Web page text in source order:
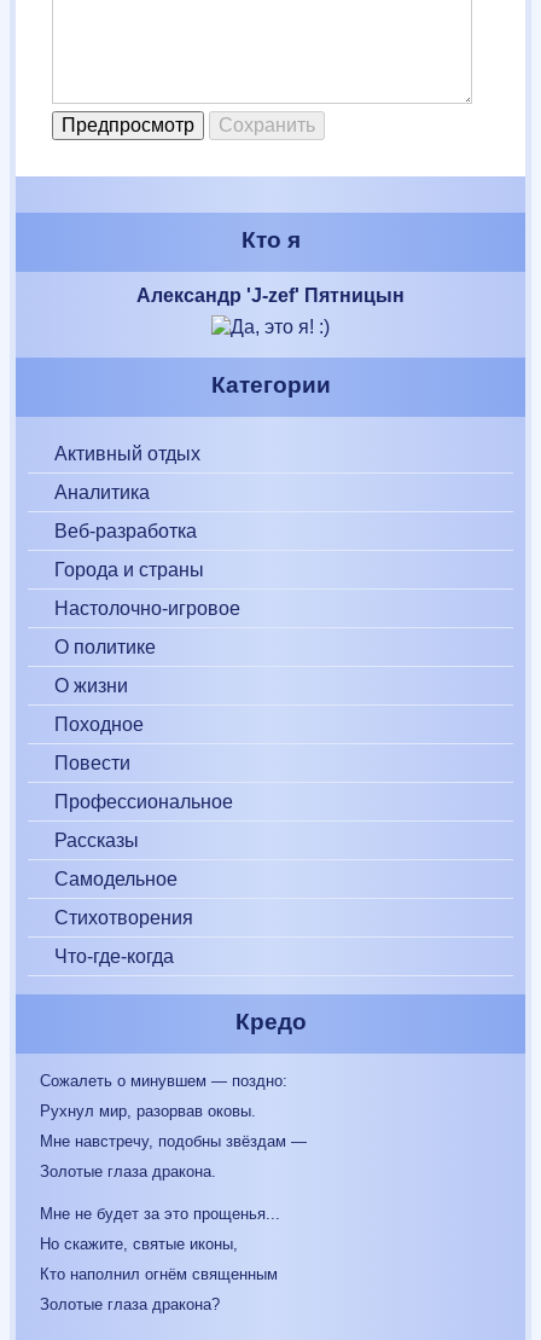
Кто я
Александр 'J-zef' Пятницын
Категории
Активный отдых
Аналитика
Веб-разработка
Города и страны
Настолочно-игровое
О политике
О жизни
Походное
Повести
Профессиональное
Рассказы
Самодельное
Стихотворения
Что-где-когда
Кредо
Сожалеть о минувшем — поздно:
Рухнул мир, разорвав оковы.
Мне навстречу, подобны звёздам —
Золотые глаза дракона.
Мне не будет за это прощенья...
Но скажите, святые иконы,
Кто наполнил огнём священным
Золотые глаза дракона?